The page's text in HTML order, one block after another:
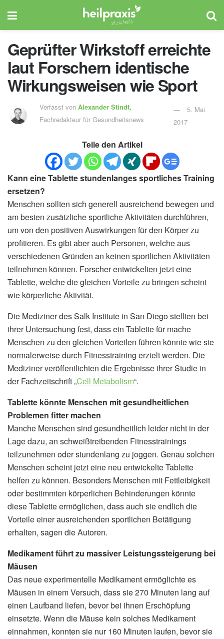
Geprüfter Wirkstoff erreichte
laut Forschern identische
Wirkungsweisen wie Sport
Verfasst von Alexander Stindt,
Fachredakteur für Gesundheitsnews
5. Mai
2017
Teile den Artikel
Kann eine Tablette stundenlanges sportliches Training
ersetzen?
Menschen sollten sich generell ausreichend bewegen und
am besten zusätzliche sportliche Aktivitäten durchführen,
um von den positiven Auswirkungen für den Körper zu
profitieren. Es gibt aber auch Personen, welche aus
verschiedenen Gründen an keinen sportlichen Aktivitäten
teilnehmen können. Forscher entwickelten jetzt eine
Tablette, welche die gleichen Vorteile zu bringen scheint
wie körperliche Aktivität.
Die Mediziner des Salk Institute in San Diego stellten bei
ihrer Untersuchung fest, dass ein Tablette für mache
Menschen zu den gleichen Vorteilen führen könnte wie sie
normalerweise durch Fitnesstraining erzielt werden. Die
Mediziner veröffentlichten die Ergebnisse ihrer Studie in
der Fachzeitschrift „Cell Metabolism“.
Tablette könnte Menschen mit gesundheitlichen
Problemen fitter machen
Manche Menschen sind gesundheitlich leider nicht in der
Lage dazu, an schweißtreibenden Fitnesstrainings
teilzunehmen oder stundenlang zu joggen. Genau solchen
Menschen scheint jetzt eine neu entwickelte Tablette
helfen zu können. Besonders Menschen mit Fettleibigkeit
oder bestimmten körperlichen Behinderungen könnte
diese Tablette ermöglichen, dass auch sie endlich die
Vorteile einer ausreichenden sportlichen Betätigung
erhalten, sagen die Autoren.
Medikament führt zu massiver Leistungssteigerung bei
Mäusen
Das neue experimentelle Medikament ermöglichte es
Mäusen in einem Versuch, dass sie 270 Minuten lang auf
einen Laufband liefen, bevor bei ihnen Erschöpfung
einsetzte. Wenn die Mäuse kein solches Medikament
einnahmen, konnten sie nur 160 Minuten laufen, bevor sie